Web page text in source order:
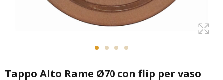
Tappo Alto Rame Ø70 con flip per vaso